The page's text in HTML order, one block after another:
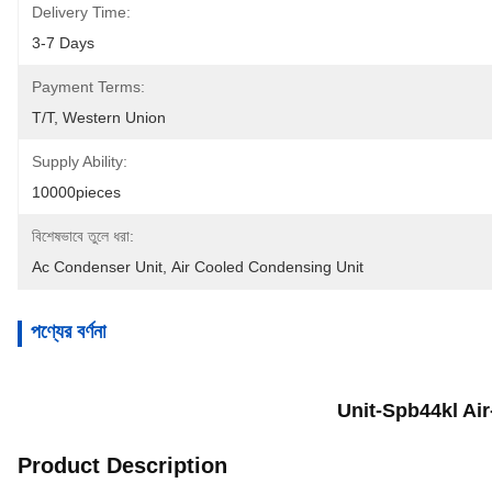
Delivery Time:
3-7 Days
Payment Terms:
T/T, Western Union
Supply Ability:
10000pieces
বিশেষভাবে তুলে ধরা:
Ac Condenser Unit Air Cooled Condensing Unit
পণ্যের বর্ণনা
Unit-Spb44kl
Product Description